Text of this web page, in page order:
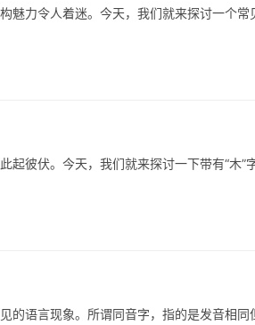
魅力令人着迷。今天，我们就来探讨一个常
伏。今天，我们就来探讨一下带有“木”
言现象。所谓同音字，指的是发音相同